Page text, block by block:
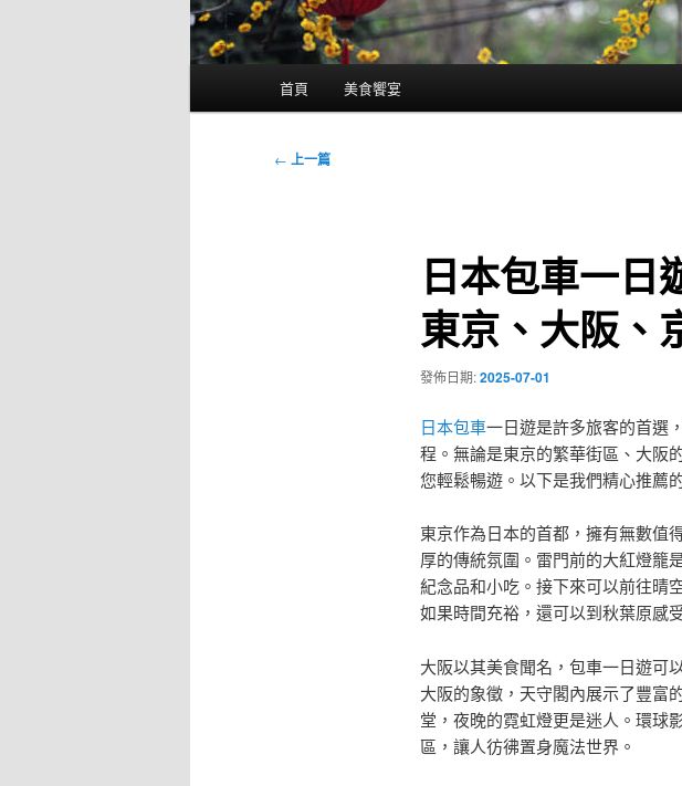
首頁 美食饗宴
文
← 上一篇
日本包車一日
東京、大阪、
發佈日期:2025-07-01
日本包車一日遊是許多旅客的首選
程。無論是東京的繁華街區、大阪
您輕鬆暢遊。以下是我們精心推薦
東京作為日本的首都，擁有無數值
厚的傳統氛圍。雷門前的大紅燈籠
紀念品和小吃。接下來可以前往晴
如果時間充裕，還可以到秋葉原感
大阪以其美食聞名，包車一日遊可
大阪的象徵，天守閣內展示了豐富
堂，夜晚的霓虹燈更是迷人。環球
區，讓人彷彿置身魔法世界。